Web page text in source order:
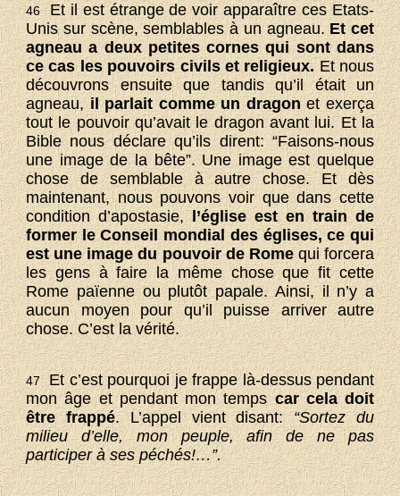
46Et il est étrange de voir apparaître ces Etats-
Unis sur scène, semblables à un agneau.Et cet
agneau a deux petites cornes qui sont dans
ce cas les pouvoirs civils et religieux.Et nous
découvrons ensuite que tandis qu’il était un
agneau,il parlait comme un dragonet exerça
tout le pouvoir qu’avait le dragon avant lui. Et la
Bible nous déclare qu’ils dirent: “Faisons-nous
une image de la bête”. Une image est quelque
chose de semblable à autre chose. Et dès
maintenant, nous pouvons voir que dans cette
condition d’apostasie,l’église est en train de
former le Conseil mondial des églises, ce qui
est une image du pouvoir de Romequi forcera
les gens à faire la même chose que fit cette
Rome païenne ou plutôt papale. Ainsi, il n’y a
aucun moyen pour qu’il puisse arriver autre
chose. C’est la vérité.
47Et c’est pourquoi je frappe là-dessus pendant
mon âge et pendant mon tempscar cela doit
être frappé. L’appel vient disant:“Sortez du
milieu d’elle, mon peuple, afin de ne pas
participer à ses péchés!…”.